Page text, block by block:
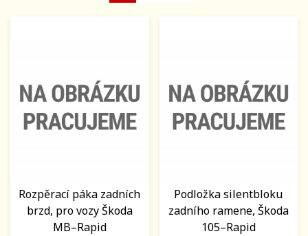
Rozpěrací páka zadních
brzd, pro vozy Škoda
MB–Rapid
Podložka silentbloku
zadního ramene, Škoda
105–Rapid